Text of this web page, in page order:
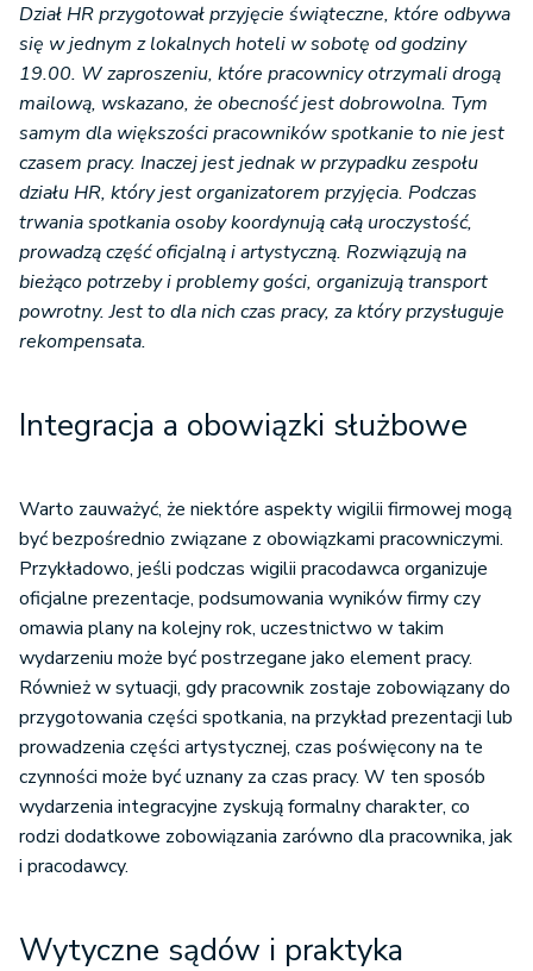
Dział HR przygotował przyjęcie świąteczne, które odbywa
się w jednym z lokalnych hoteli w sobotę od godziny
19.00. W zaproszeniu, które pracownicy otrzymali drogą
mailową, wskazano, że obecność jest dobrowolna. Tym
samym dla większości pracowników spotkanie to nie jest
czasem pracy. Inaczej jest jednak w przypadku zespołu
działu HR, który jest organizatorem przyjęcia. Podczas
trwania spotkania osoby koordynują całą uroczystość,
prowadzą część oficjalną i artystyczną. Rozwiązują na
bieżąco potrzeby i problemy gości, organizują transport
powrotny. Jest to dla nich czas pracy, za który przysługuje
rekompensata.
Integracja a obowiązki służbowe
Warto zauważyć, że niektóre aspekty wigilii firmowej mogą
być bezpośrednio związane z obowiązkami pracowniczymi.
Przykładowo, jeśli podczas wigilii pracodawca organizuje
oficjalne prezentacje, podsumowania wyników firmy czy
omawia plany na kolejny rok, uczestnictwo w takim
wydarzeniu może być postrzegane jako element pracy.
Również w sytuacji, gdy pracownik zostaje zobowiązany do
przygotowania części spotkania, na przykład prezentacji lub
prowadzenia części artystycznej, czas poświęcony na te
czynności może być uznany za czas pracy. W ten sposób
wydarzenia integracyjne zyskują formalny charakter, co
rodzi dodatkowe zobowiązania zarówno dla pracownika, jak
i pracodawcy.
Wytyczne sądów i praktyka